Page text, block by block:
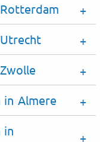
in Almere
in